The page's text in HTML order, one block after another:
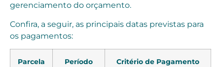
gerenciamento do orçamento.
Confira, a seguir, as principais datas previstas para
os pagamentos:
Parcela
Período
Critério de Pagamento